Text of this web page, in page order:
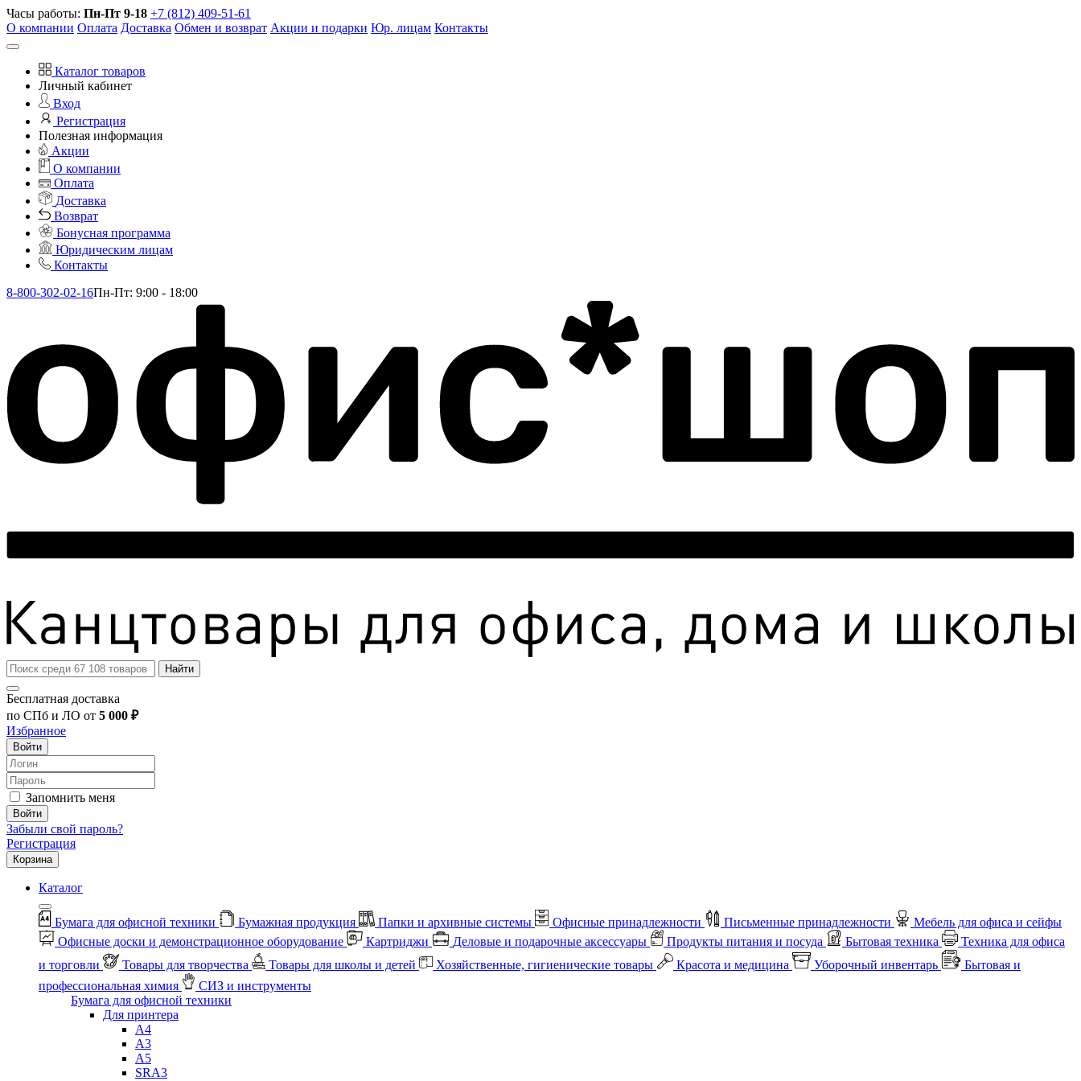
Часы работы: Пн-Пт 9-18 +7 (812) 409-51-61
О компании Оплата Доставка Обмен и возврат Акции и подарки Юр. лицам Контакты
Каталог товаров
Личный кабинет
Вход
Регистрация
Полезная информация
Акции
О компании
Оплата
Доставка
Возврат
Бонусная программа
Юридическим лицам
Контакты
8-800-302-02-16Пн-Пт: 9:00 - 18:00
Найти
Бесплатная доставка
по СПб и ЛО от 5 000 ₽
Избранное
Войти
Запомнить меня
Войти
Забыли свой пароль?
Регистрация
Корзина
Каталог
Бумага для офисной техники Бумажная продукция Папки и архивные системы Офисные принадлежности Письменные принадлежности
Мебель для офиса и сейфы
Офисные доски и демонстрационное оборудование
Картриджи Деловые и подарочные аксессуары Продукты питания и посуда Бытовая техника
Техника для офиса
и торговли
Товары для творчества Товары для школы и детей Хозяйственные, гигиенические товары Красота и медицина Уборочный инвентарь
Бытовая и
профессиональная химия
СИЗ и инструменты
Бумага для офисной техники
Для принтера
А4
А3
А5
SRA3